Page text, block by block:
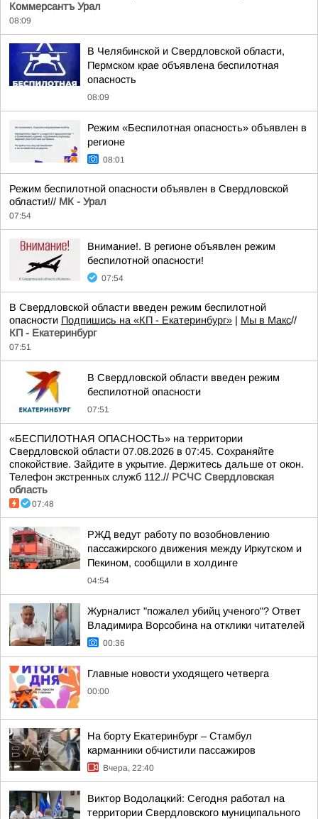
Коммерсантъ Урал
08:09
В Челябинской и Свердловской области,
Пермском крае объявлена беспилотная
опасность
08:09
Режим «Беспилотная опасность» объявлен в
регионе
08:01
Режим беспилотной опасности объявлен в Свердловской
области!// МК - Урал
07:54
Внимание!. В регионе объявлен режим
беспилотной опасности!
07:54
В Свердловской области введен режим беспилотной
опасности Подпишись на «КП - Екатеринбург» | Мы в Maкс//
КП - Екатеринбург
07:51
В Свердловской области введен режим
беспилотной опасности
07:51
«БЕСПИЛОТНАЯ ОПАСНОСТЬ» на территории
Свердловской области 07.08.2026 в 07:45. Сохраняйте
спокойствие. Зайдите в укрытие. Держитесь дальше от окон.
Телефон экстренных служб 112.// РСЧС Свердловская
область
07:48
РЖД ведут работу по возобновлению
пассажирского движения между Иркутском и
Пекином, сообщили в холдинге
04:54
Журналист "пожалел убийц ученого"? Ответ
Владимира Ворсобина на отклики читателей
00:36
Главные новости уходящего четверга
00:00
На борту Екатеринбург – Стамбул
карманники обчистили пассажиров
Вчера, 22:40
Виктор Водолацкий: Сегодня работал на
территории Свердловского муниципального